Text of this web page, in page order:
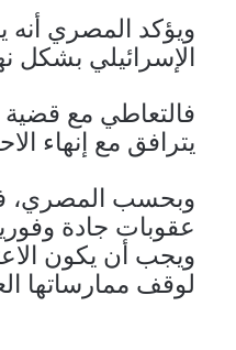
ويؤكد المصري أنه
الإسرائيلي بشكل
فالتعاطي مع
يترافق مع إنهاء
وبحسب المصري،
عقوبات جادة
ويجب أن يكون
لوقف ممارساتها